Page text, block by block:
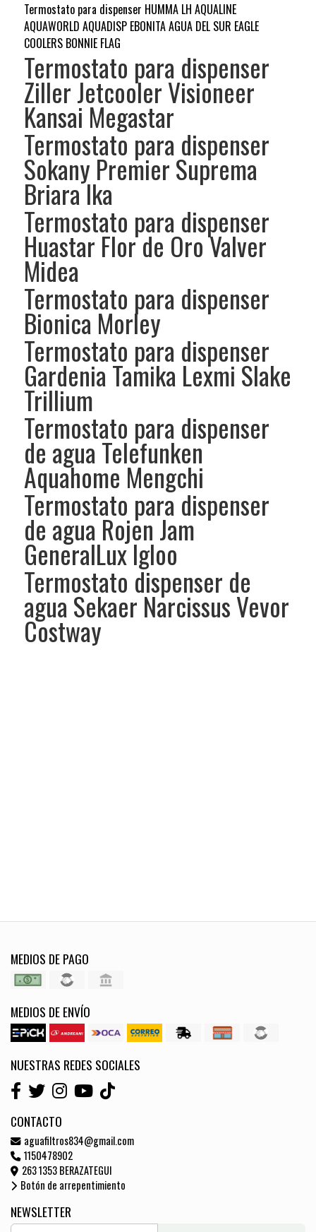
Termostato para dispenser HUMMA LH AQUALINE
AQUAWORLD AQUADISP EBONITA AGUA DEL SUR EAGLE
COOLERS BONNIE FLAG
Termostato para dispenser
Ziller Jetcooler Visioneer
Kansai Megastar
Termostato para dispenser
Sokany Premier Suprema
Briara Ika
Termostato para dispenser
Huastar Flor de Oro Valver
Midea
Termostato para dispenser
Bionica Morley
Termostato para dispenser
Gardenia Tamika Lexmi Slake
Trillium
Termostato para dispenser
de agua Telefunken
Aquahome Mengchi
Termostato para dispenser
de agua Rojen Jam
GeneralLux Igloo
Termostato dispenser de
agua Sekaer Narcissus Vevor
Costway
MEDIOS DE PAGO
MEDIOS DE ENVÍO
NUESTRAS REDES SOCIALES
CONTACTO
aguafiltros834@gmail.com
1150478902
263 1353 BERAZATEGUI
Botón de arrepentimiento
NEWSLETTER